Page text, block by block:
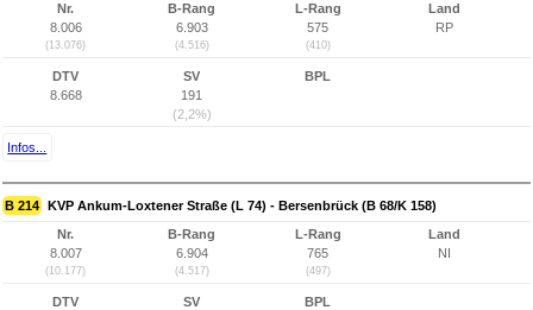
Nr.
8.006
(13.076)
B-Rang
6.903
(4.516)
L-Rang
575
(410)
Land
RP
DTV
8.668
SV
191
(2,2%)
BPL
Infos...
B 214 KVP Ankum-Loxtener Straße (L 74) - Bersenbrück (B 68/K 158)
Nr.
8.007
(10.177)
B-Rang
6.904
(4.517)
L-Rang
765
(497)
Land
NI
DTV
SV
BPL